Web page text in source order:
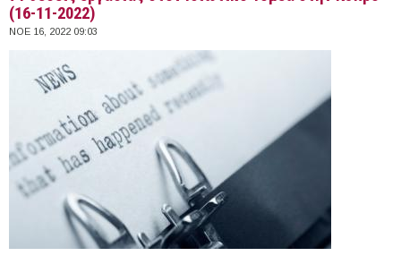
(16-11-2022)
ΝΟΕ 16, 2022 09:03